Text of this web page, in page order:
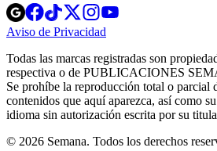
Opens
in
new
Opens
in
new
Opens
in
new
window
Opens
new
windowwindow
Aviso de Privacidad
new
window
Todas las marcas registradas son
respectiva o de PUBLICACIONES
Se prohíbe la reproducción total o parcial
contenidos que aquí aparezca, así como
idioma sin autorización escrita por su
© 2026 Semana. Todos los derechos